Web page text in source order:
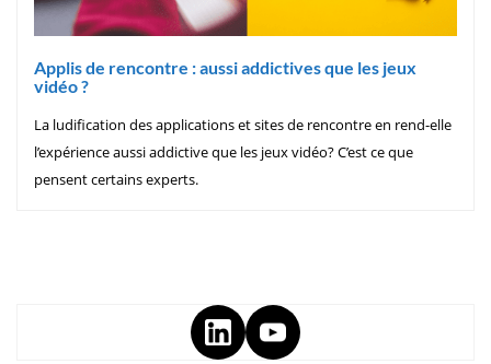
Applis de rencontre : aussi addictives que les jeux
vidéo ?
La ludification des applications et sites de rencontre en rend-elle
l’expérience aussi addictive que les jeux vidéo? C’est ce que
pensent certains experts.